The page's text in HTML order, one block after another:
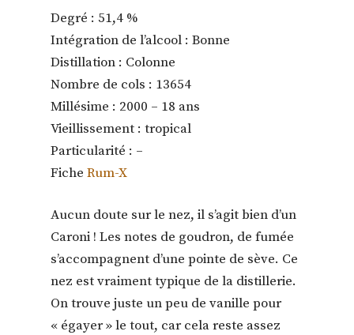
Degré : 51,4 %
Intégration de l’alcool : Bonne
Distillation : Colonne
Nombre de cols : 13654
Millésime : 2000 – 18 ans
Vieillissement : tropical
Particularité : –
FicheRum-X
Aucun doute sur le nez, il s’agit bien d’un
Caroni ! Les notes de goudron, de fumée
s’accompagnent d’une pointe de sève. Ce
nez est vraiment typique de la distillerie.
On trouve juste un peu de vanille pour
« égayer » le tout, car cela reste assez